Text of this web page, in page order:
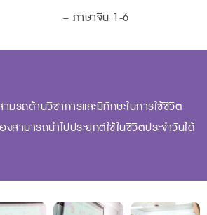
– ภาษาจีน 1-6
รถด้านวิชาการและมีทักษะในการใช้ชีวิต
สามารถนำไปประยุกต์ใช้ในชีวิตประจำวันได้